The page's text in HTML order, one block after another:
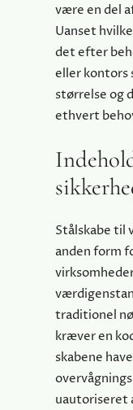
være en del
Uanset
det efter
eller kontors
størrelse og
ethvert
Stålskabe til
anden form
traditionel
kræver en
skabene
uautoriseret